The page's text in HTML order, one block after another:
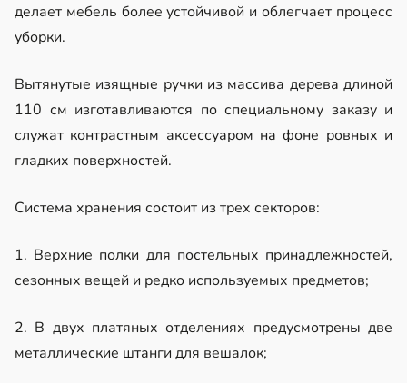
делает мебель более устойчивой и облегчает процесс
уборки.
Вытянутые изящные ручки из массива дерева длиной
110 см изготавливаются по специальному заказу и
служат контрастным аксессуаром на фоне ровных и
гладких поверхностей.
Система хранения состоит из трех секторов:
1. Верхние полки для постельных принадлежностей,
сезонных вещей и редко используемых предметов;
2. В двух платяных отделениях предусмотрены две
металлические штанги для вешалок;